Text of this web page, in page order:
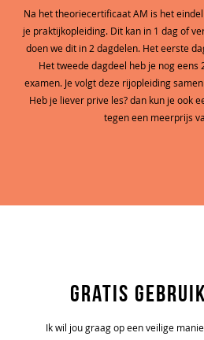
Na het theoriecertificaat AM is het
je praktijkopleiding. Dit kan in 1 dag of
doen we dit in 2 dagdelen. Het eerste
Het tweede dagdeel heb je nog
examen. Je volgt deze rijopleiding
Heb je liever prive les? dan kun je ook
tegen een meerprijs
Gratis
Ik wil jou graag op een veilige